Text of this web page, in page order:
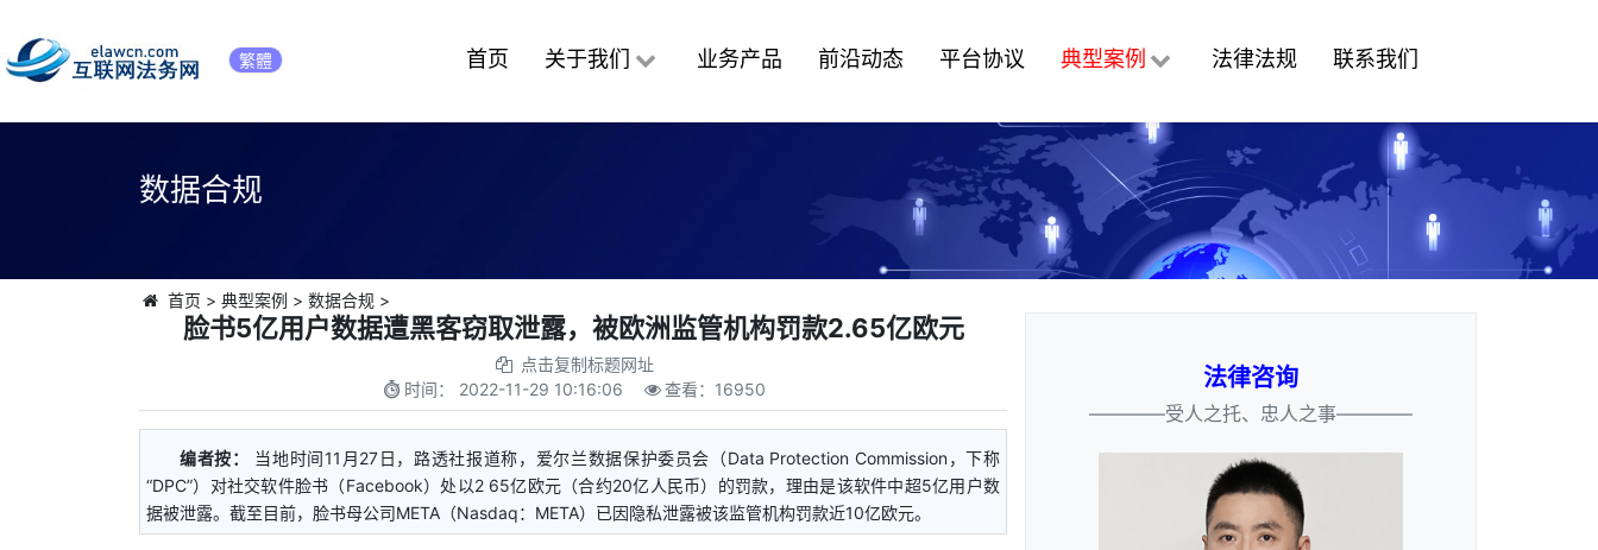
繁體 首页 关于我们 业务产品 前沿动态 平台协议 典型案例 法律法规 联系我们
数据合规
首页 > 典型案例 > 数据合规 >
脸书5亿用户数据遭黑客窃取泄露，被欧洲监管机构罚款2.65亿欧元
点击复制标题网址
时间： 2022-11-29 10:16:06 查看： 16950
编者按：
当地时间11月27日，路透社报道称，爱尔兰数据保护委员会（Data Protection Commission，下称
“DPC”）对社交软件脸书（Facebook）处以2 65亿欧元（合约20亿人民币）的罚款，理由是该软件中超5亿用户数
据被泄露。截至目前，脸书母公司META（Nasdaq：META）已因隐私泄露被该监管机构罚款近10亿欧元。
法律咨询
————受人之托、忠人之事————